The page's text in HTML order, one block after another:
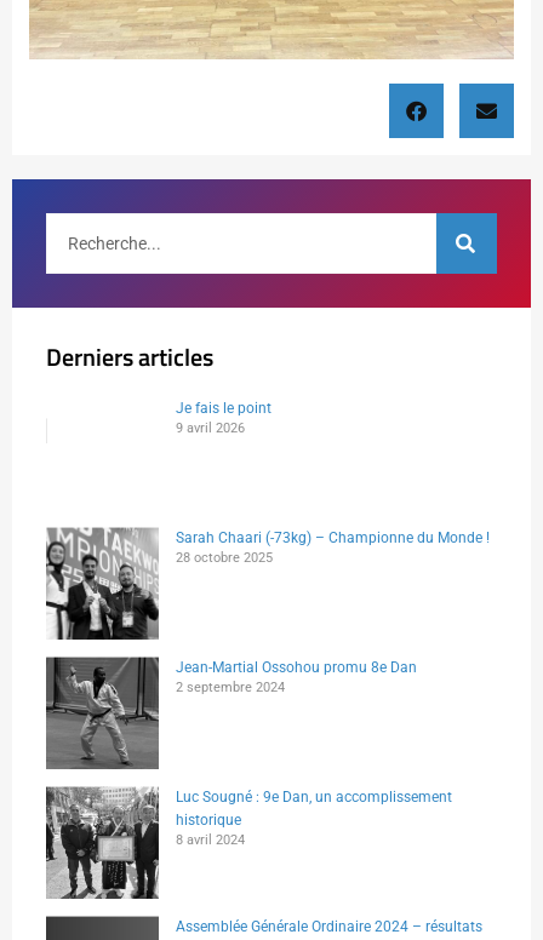
Derniers articles
Je fais le point
9 avril 2026
Sarah Chaari (-73kg) – Championne du Monde !
28 octobre 2025
Jean-Martial Ossohou promu 8e Dan
2 septembre 2024
Luc Sougné : 9e Dan, un accomplissement
historique
8 avril 2024
Assemblée Générale Ordinaire 2024 – résultats